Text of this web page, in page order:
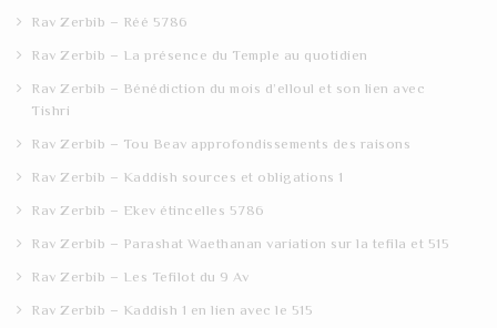
Rav Zerbib – Réé 5786
Rav Zerbib – La présence du Temple au quotidien
Rav Zerbib – Bénédiction du mois d’elloul et son lien avec
Tishri
Rav Zerbib – Tou Beav approfondissements des raisons
Rav Zerbib – Kaddish sources et obligations 1
Rav Zerbib – Ekev étincelles 5786
Rav Zerbib – Parashat Waethanan variation sur la tefila et 515
Rav Zerbib – Les Tefilot du 9 Av
Rav Zerbib – Kaddish 1 en lien avec le 515